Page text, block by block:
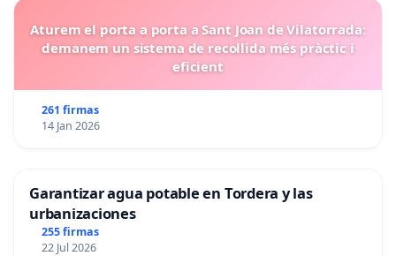
Aturem el porta a porta a Sant Joan de Vilatorrada:
demanem un sistema de recollida més pràctic i
eficient
261 firmas
14 Jan 2026
Garantizar agua potable en Tordera y las
urbanizaciones
255 firmas
22 Jul 2026